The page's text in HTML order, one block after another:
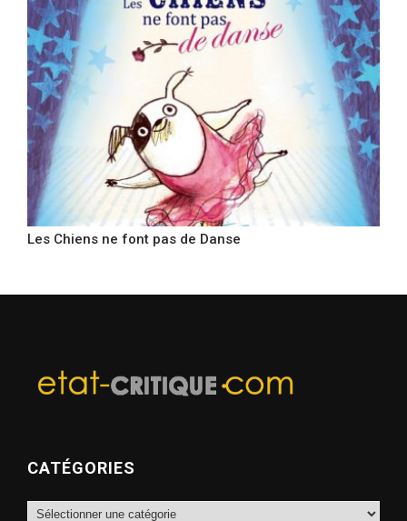
Les Chiens ne font pas de Danse
CATÉGORIES
Catégories